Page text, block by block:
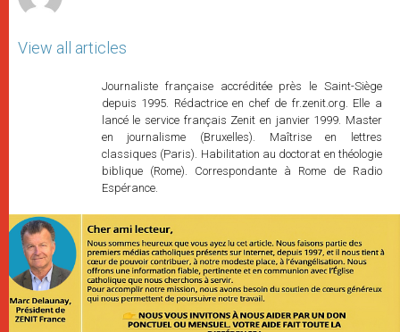
View all articles
Journaliste française accréditée près le Saint-Siège
depuis 1995. Rédactrice en chef de fr.zenit.org. Elle a
lancé le service français Zenit en janvier 1999. Master
en journalisme (Bruxelles). Maîtrise en lettres
classiques (Paris). Habilitation au doctorat en théologie
biblique (Rome). Correspondante à Rome de Radio
Espérance.